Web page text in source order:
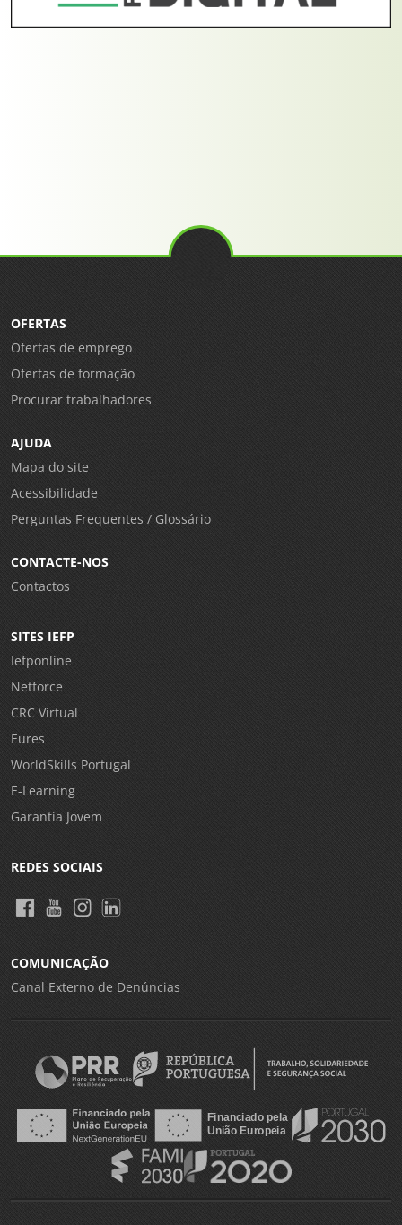
OFERTAS
Ofertas de emprego
Ofertas de formação
Procurar trabalhadores
AJUDA
Mapa do site
Acessibilidade
Perguntas Frequentes / Glossário
CONTACTE-NOS
Contactos
SITES IEFP
Iefponline
Netforce
CRC Virtual
Eures
WorldSkills Portugal
E-Learning
Garantia Jovem
REDES SOCIAIS
COMUNICAÇÃO
Canal Externo de Denúncias